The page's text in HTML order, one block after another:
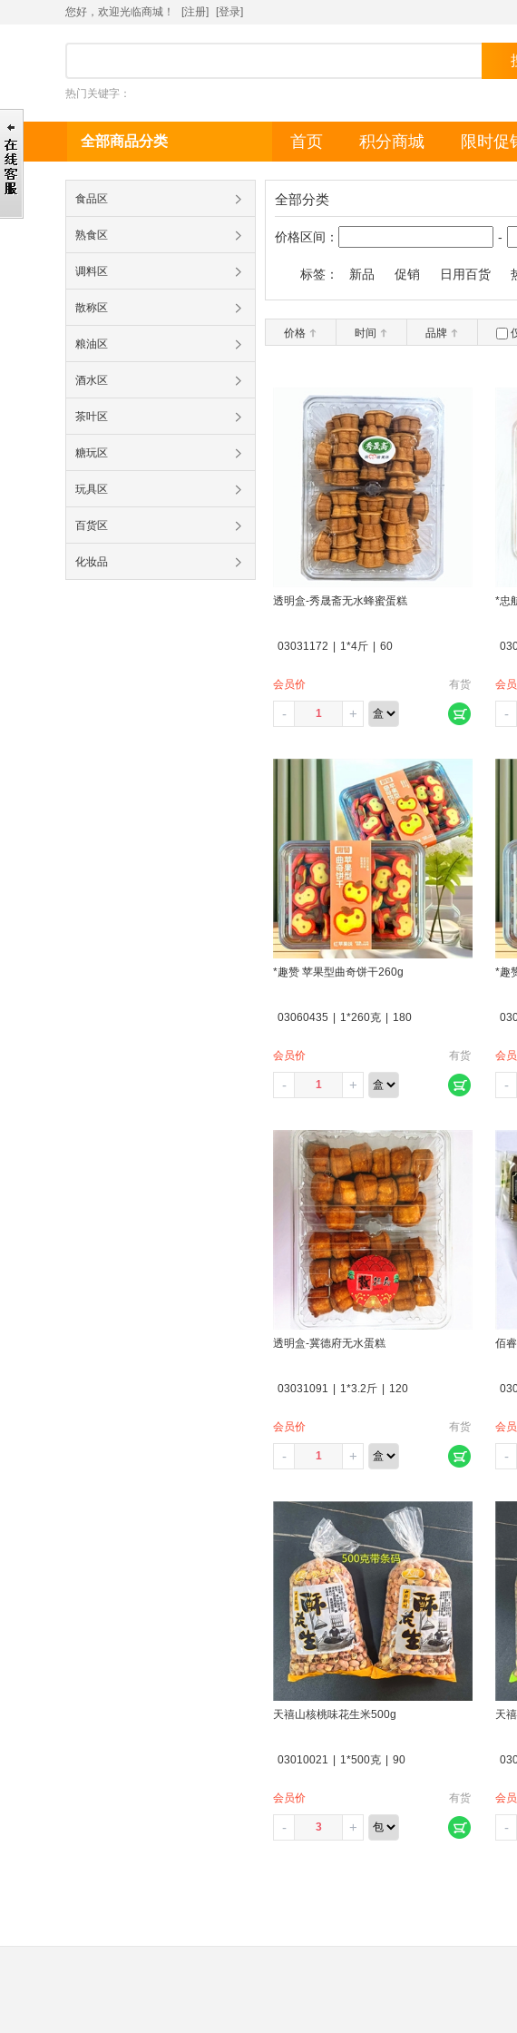
您好，欢迎光临商城！ [注册] [登录]
热门关键字：
全部商品分类 首页 积分商城 限时促
食品区
熟食区
调料区
散称区
粮油区
酒水区
茶叶区
糖玩区
玩具区
百货区
化妆品
全部分类
价格区间： -
标签： 新品 促销 日用百货
价格 时间 品牌
透明盒-秀晟斋无水蜂蜜蛋糕
03031172 | 1*4斤 | 60
会员价 有货
- +
*忠
会
-
*趣赞 苹果型曲奇饼干260g
03060435 | 1*260克 | 180
会员价 有货
- +
*趣
会
-
透明盒-冀德府无水蛋糕
03031091 | 1*3.2斤 | 120
会员价 有货
- +
佰
会
-
天禧山核桃味花生米500g
03010021 | 1*500克 | 90
会员价 有货
- +
天
会
-